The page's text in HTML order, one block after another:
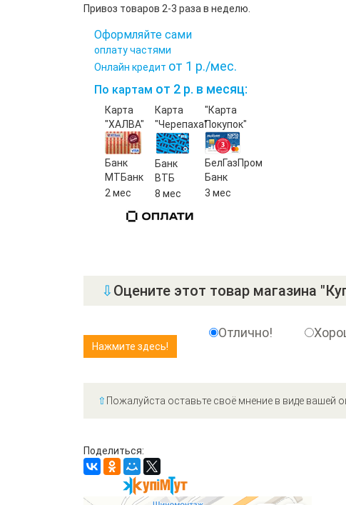
Привоз товаров 2-3 раза в неделю.
Оформляйте сами
оплату частями
Онлайн кредит от 1 р./мес.
По картам от 2 р. в месяц:
Карта
"ХАЛВА"
Банк
МТБанк
2 мес
Карта
"Черепаха"
Банк
ВТБ
8 мес
"Карта
Покупок"
БелГазПром
Банк
3 мес
⇩ Оцените этот товар магазина
Отлично!
⇧ Пожалуйста оставьте своё мнение в виде вашей
Поделиться: